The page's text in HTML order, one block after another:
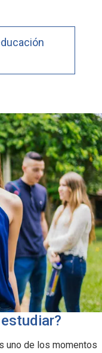
uno de los momentos